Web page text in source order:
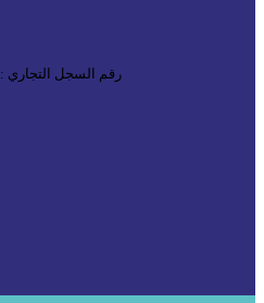
رقم السجل التجاري : 1010794660